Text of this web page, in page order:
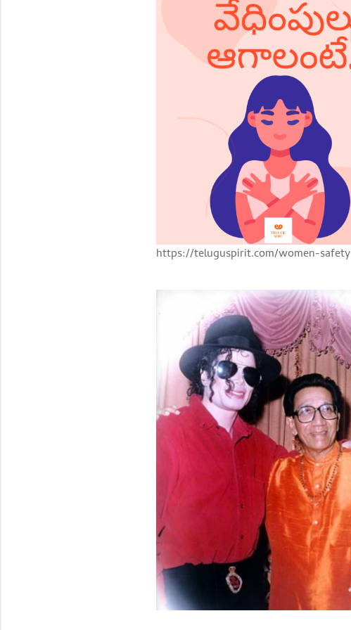
https://teluguspirit.com/women-safety